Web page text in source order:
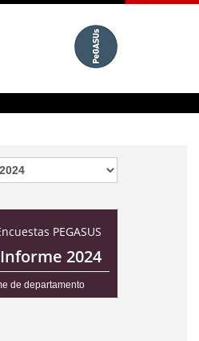
PEGASUS
Informe 2024
de departamento